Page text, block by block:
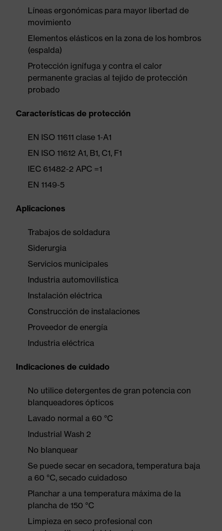
Líneas ergonómicas para mayor libertad de
movimiento
Elementos elásticos en la zona de los hombros
(espalda)
Protección ignífuga y contra el calor
permanente gracias al tejido de protección
probado
Características de protección
EN ISO 11611 clase 1-A1
EN ISO 11612 A1, B1, C1, F1
IEC 61482-2 APC =1
EN 1149-5
Aplicaciones
Trabajos de soldadura
Siderurgia
Servicios municipales
Industria automovilística
Instalación eléctrica
Construcción de instalaciones
Proveedor de energía
Industria eléctrica
Indicaciones de cuidado
No utilice detergentes de gran potencia con
blanqueadores ópticos
Lavado normal a 60 °C
Industrial Wash 2
No blanquear
Se puede secar en secadora, temperatura baja
a 60 °C, secado cuidadoso
Planchar a una temperatura máxima de la
plancha de 150 °C
Limpieza en seco profesional con